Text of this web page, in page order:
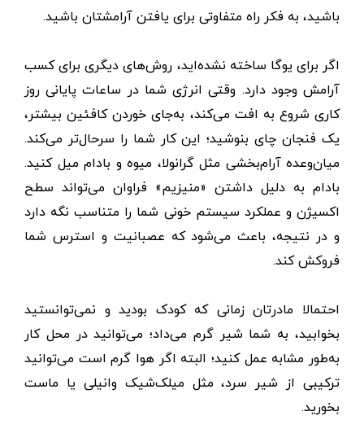
باشید، به فکر راه متفاوتی برای یافتن آرامشتان باشید.
اگر برای یوگا ساخته نشده‌اید، روش‌های دیگری برای کسب
آرامش وجود دارد. وقتی انرژی شما در ساعات پایانی روز
کاری شروع به افت می‌کند، به‌جای خوردن کافئین بیشتر،
یک فنجان چای بنوشید؛ این کار شما را سرحال‌تر می‌کند.
میان‌وعده‌ آرام‌بخشی مثل گرانولا، میوه و بادام میل کنید.
بادام به دلیل داشتن «منیزیم» فراوان می‌تواند سطح
اکسیژن و عملکرد سیستم خونی شما را متناسب نگه دارد
و در نتیجه، باعث می‌شود که عصبانیت و استرس شما
فروکش کند.
احتمالا مادرتان زمانی که کودک بودید و نمی‌توانستید
بخوابید، به شما شیر گرم می‌داد؛ می‌توانید در محل کار
به‌طور مشابه عمل کنید؛ البته اگر هوا گرم است می‌توانید
ترکیبی از شیر سرد، مثل میلک‌شیک وانیلی یا ماست
بخورید.